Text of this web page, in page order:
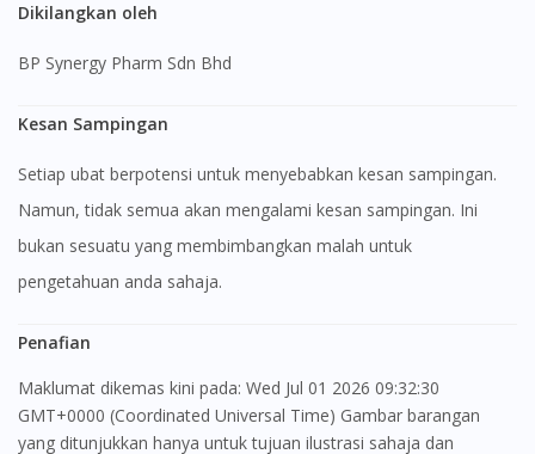
Dikilangkan oleh
BP Synergy Pharm Sdn Bhd
Kesan Sampingan
Setiap ubat berpotensi untuk menyebabkan kesan sampingan.
Namun, tidak semua akan mengalami kesan sampingan. Ini
bukan sesuatu yang membimbangkan malah untuk
pengetahuan anda sahaja.
Penafian
Maklumat dikemas kini pada: Wed Jul 01 2026 09:32:30
GMT+0000 (Coordinated Universal Time) Gambar barangan
yang ditunjukkan hanya untuk tujuan ilustrasi sahaja dan